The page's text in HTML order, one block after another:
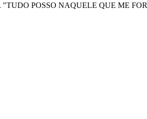
"TUDO POSSO NAQUELE QUE ME